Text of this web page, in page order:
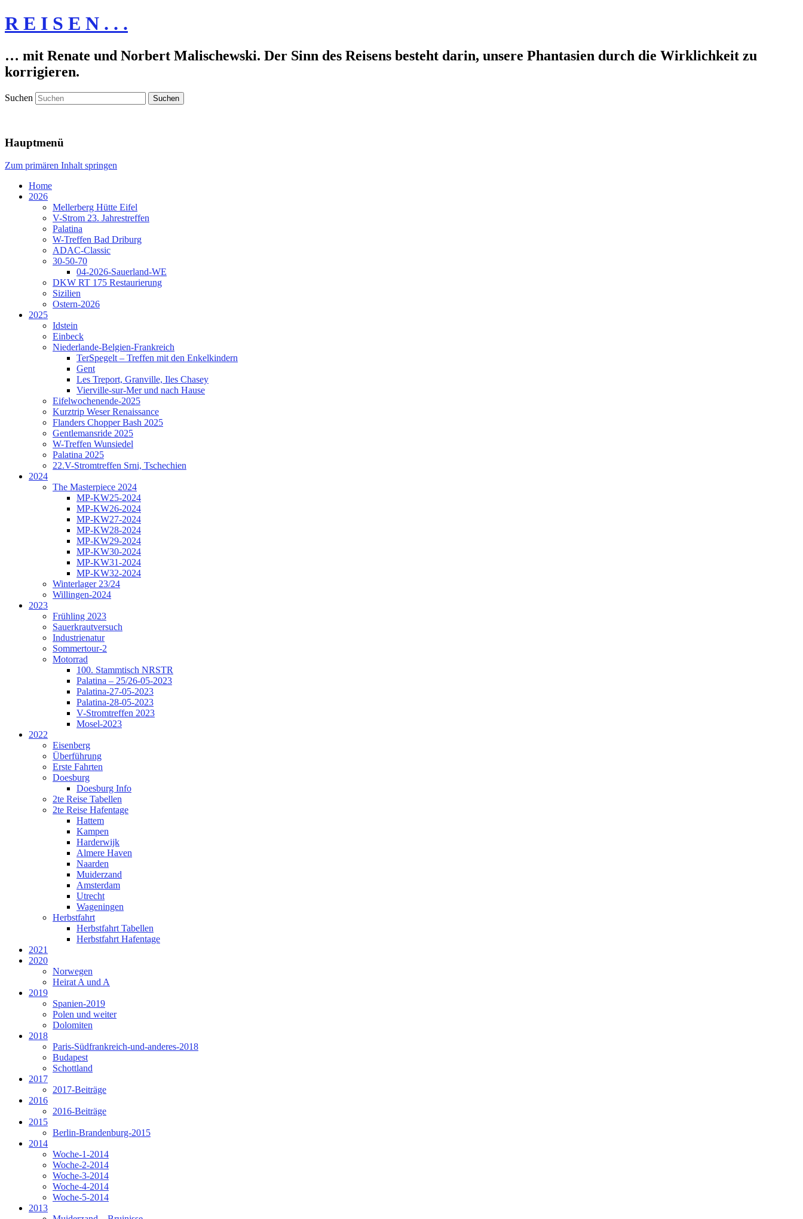
R E I S E N . . .
… mit Renate und Norbert Malischewski. Der Sinn des Reisens besteht darin, unsere Phantasien durch die Wirklichkeit zu
korrigieren.
Suchen
Hauptmenü
Zum primären Inhalt springen
Home
2026
Mellerberg Hütte Eifel
V-Strom 23. Jahrestreffen
Palatina
W-Treffen Bad Driburg
ADAC-Classic
30-50-70
04-2026-Sauerland-WE
DKW RT 175 Restaurierung
Sizilien
Ostern-2026
2025
Idstein
Einbeck
Niederlande-Belgien-Frankreich
TerSpegelt – Treffen mit den Enkelkindern
Gent
Les Treport, Granville, Iles Chasey
Vierville-sur-Mer und nach Hause
Eifelwochenende-2025
Kurztrip Weser Renaissance
Flanders Chopper Bash 2025
Gentlemansride 2025
W-Treffen Wunsiedel
Palatina 2025
22.V-Stromtreffen Srni, Tschechien
2024
The Masterpiece 2024
MP-KW25-2024
MP-KW26-2024
MP-KW27-2024
MP-KW28-2024
MP-KW29-2024
MP-KW30-2024
MP-KW31-2024
MP-KW32-2024
Winterlager 23/24
Willingen-2024
2023
Frühling 2023
Sauerkrautversuch
Industrienatur
Sommertour-2
Motorrad
100. Stammtisch NRSTR
Palatina – 25/26-05-2023
Palatina-27-05-2023
Palatina-28-05-2023
V-Stromtreffen 2023
Mosel-2023
2022
Eisenberg
Überführung
Erste Fahrten
Doesburg
Doesburg Info
2te Reise Tabellen
2te Reise Hafentage
Hattem
Kampen
Harderwijk
Almere Haven
Naarden
Muiderzand
Amsterdam
Utrecht
Wageningen
Herbstfahrt
Herbstfahrt Tabellen
Herbstfahrt Hafentage
2021
2020
Norwegen
Heirat A und A
2019
Spanien-2019
Polen und weiter
Dolomiten
2018
Paris-Südfrankreich-und-anderes-2018
Budapest
Schottland
2017
2017-Beiträge
2016
2016-Beiträge
2015
Berlin-Brandenburg-2015
2014
Woche-1-2014
Woche-2-2014
Woche-3-2014
Woche-4-2014
Woche-5-2014
2013